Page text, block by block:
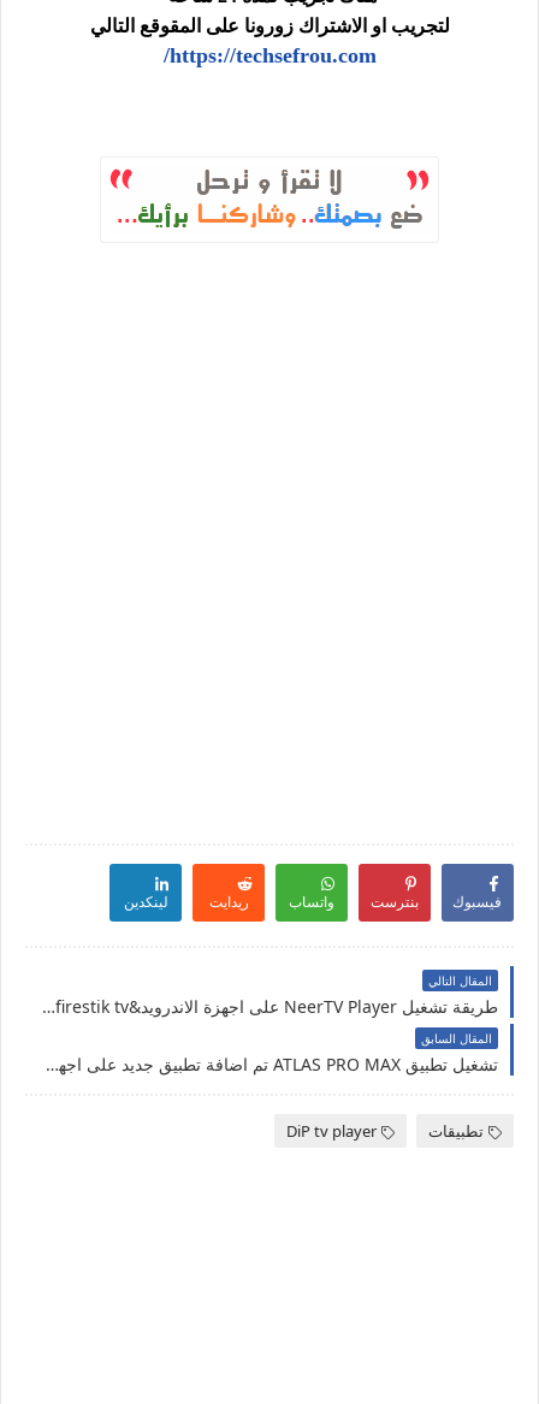
لتجريب او الاشتراك زورونا على المقوقع التالي
https://techsefrou.com/
فيسبوك بنترست واتساب ريدايت لينكدين
المقال التالي
طريقة تشغيل NeerTV Player على اجهزة الاندرويد&Amazon Fire TV Stick/firestik tv
المقال السابق
تشغيل تطبيق ATLAS PRO MAX تم اضافة تطبيق جديد على اجهز الاندرويد & فايرستيك تيفي
تطبيقات DiP tv player